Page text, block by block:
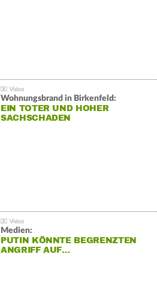
Wohnungsbrand in Birkenfeld:
EIN TOTER UND HOHER
SACHSCHADEN
Medien:
PUTIN KÖNNTE BEGRENZTEN
ANGRIFF AUF…